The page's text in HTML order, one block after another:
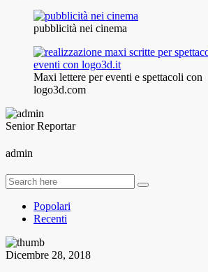
pubblicità nei cinema
Maxi lettere per eventi e spettacoli con
logo3d.com
Senior Reportar
admin
Popolari
Recenti
Dicembre 28, 2018